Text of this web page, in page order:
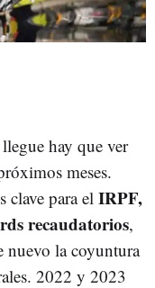
hay que ver
meses.
clave para el IRPF,
recaudatorios,
nuevo la coyuntura
2022 y 2023